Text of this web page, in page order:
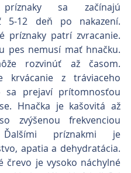
príznaky sa začínajú
5-12 deň po nakazení.
príznaky patrí zvracanie.
pes nemusí mať hnačku.
rozvinúť až časom.
krvácanie z tráviaceho
sa prejaví prítomnosťou
Hnačka je kašovitá až
zvýšenou frekvenciou
Ďalšími príznakmi je
apatia a dehydratácia.
črevo je vysoko náchylné